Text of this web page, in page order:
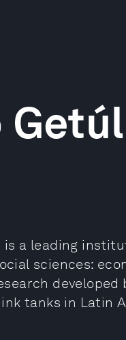
is a leading
sciences:
tanks in Latin